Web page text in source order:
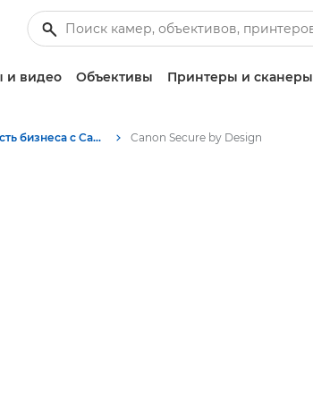
и видео Объективы Принтеры и сканеры
Безопасность бизнеса с Canon Canon Secure by Design